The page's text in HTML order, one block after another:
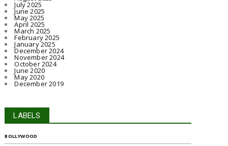
July 2025
June 2025
May 2025
April 2025
March 2025
February 2025
January 2025
December 2024
November 2024
October 2024
June 2020
May 2020
December 2019
LABELS
BOLLYWOOD